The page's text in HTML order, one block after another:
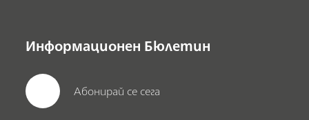
Информационен Бюлетин
Абонирай се сега